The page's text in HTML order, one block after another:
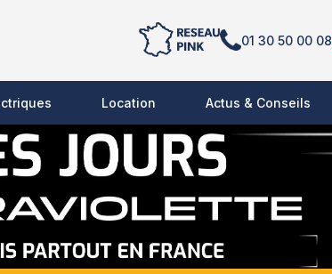
01 30 50 00 08
Location Actus & Conseils